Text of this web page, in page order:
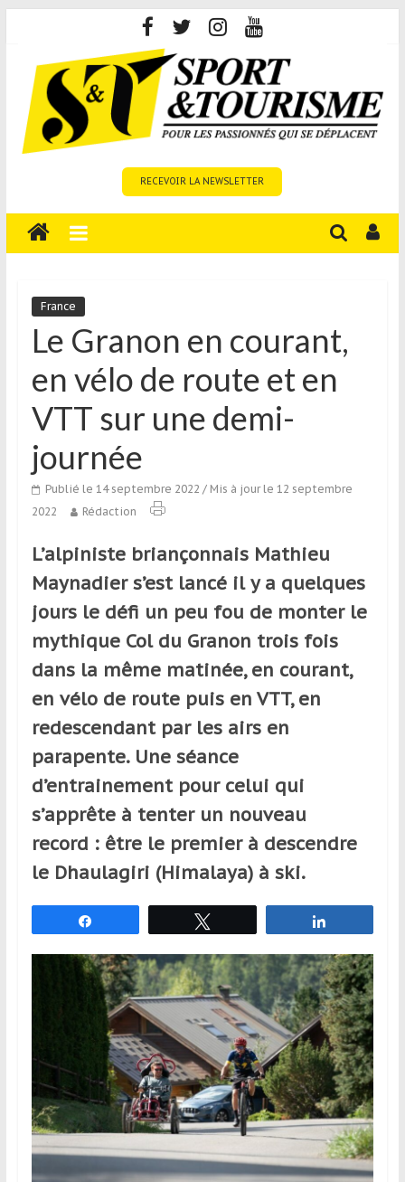
content
Tourisme
est
média
sur
tourisme
sportif
qui
aux
voyageurs
ponctuels
réguliers,
pratiquants,
passionnés
ou
simples
spectateurs
de
sport,
qui
déplacent
en
France
l’étranger
leur
passion,
découverte
culturelle
d’un
pays
RECEVOIR LA NEWSLETTER
France
Le Granon en courant,
en vélo de route et en
VTT sur une demi-
journée
Publié le 14 septembre 2022 / Mis à jour le 12 septembre
2022
Rédaction
L’alpiniste briançonnais Mathieu
Maynadier s’est lancé il y a quelques
jours le défi un peu fou de monter le
mythique Col du Granon trois fois
dans la même matinée, en courant,
en vélo de route puis en VTT, en
redescendant par les airs en
parapente. Une séance
d’entrainement pour celui qui
s’apprête à tenter un nouveau
record : être le premier à descendre
le Dhaulagiri (Himalaya) à ski.